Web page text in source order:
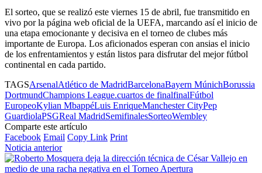
El sorteo, que se realizó este viernes 15 de abril, fue transmitido en
vivo por la página web oficial de la UEFA, marcando así el inicio de
una etapa emocionante y decisiva en el torneo de clubes más
importante de Europa. Los aficionados esperan con ansias el inicio
de los enfrentamientos y están listos para disfrutar del mejor fútbol
continental en cada partido.
TAGSArsenalAtlético de MadridBarcelonaBayern MúnichBorussia
DortmundChampions League.cuartos de finalfinalFútbol
EuropeoKylian MbappéLuis EnriqueManchester CityPep
GuardiolaPSGReal MadridSemifinalesSorteoWembley
Comparte este artículo
Facebook Email Copy Link Print
Noticia anterior